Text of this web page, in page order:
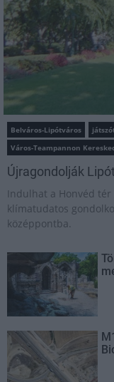
Belváros-Lipótváros
Város-Teampannon
Újragondolják
Indulhat a Honvéd
klímatudatos
középpontba.